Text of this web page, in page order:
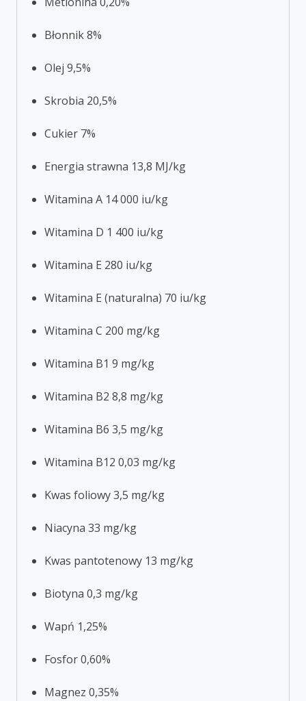
Błonnik 8%
Olej 9,5%
Skrobia 20,5%
Cukier 7%
Energia strawna 13,8 MJ/kg
Witamina A 14 000 iu/kg
Witamina D 1 400 iu/kg
Witamina E 280 iu/kg
Witamina E (naturalna) 70 iu/kg
Witamina C 200 mg/kg
Witamina B1 9 mg/kg
Witamina B2 8,8 mg/kg
Witamina B6 3,5 mg/kg
Witamina B12 0,03 mg/kg
Kwas foliowy 3,5 mg/kg
Niacyna 33 mg/kg
Kwas pantotenowy 13 mg/kg
Biotyna 0,3 mg/kg
Wapń 1,25%
Fosfor 0,60%
Magnez 0,35%